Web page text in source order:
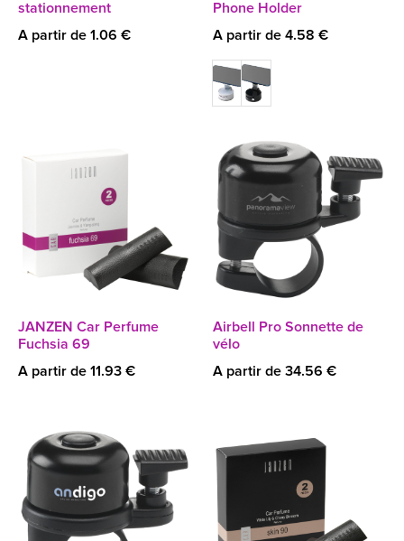
stationnement
A partir de 1.06 €
Phone Holder
A partir de 4.58 €
JANZEN Car Perfume
Fuchsia 69
A partir de 11.93 €
Airbell Pro Sonnette de
vélo
A partir de 34.56 €